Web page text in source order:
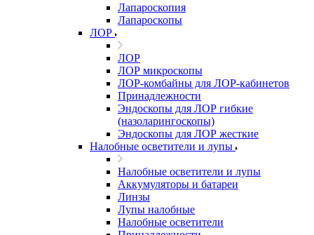
Лапароскопия
Лапароскопы
ЛОР
ЛОР
ЛОР микроскопы
ЛОР-комбайны для ЛОР-кабинетов
Принадлежности
Эндоскопы для ЛОР гибкие
(назоларингоскопы)
Эндоскопы для ЛОР жесткие
Налобные осветители и лупы
Налобные осветители и лупы
Аккумуляторы и батареи
Линзы
Лупы налобные
Налобные осветители